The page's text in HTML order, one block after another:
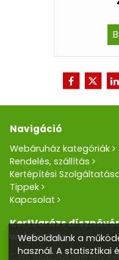
Navigáció
Webáruház kategóriák
Rendelés, szállítás
Kertépítési
Tippek
Kapcsolat
KertVarázs
webáruház
Cím: 5100 Jászberény
Weboldalunk a
használ. A statisztikai